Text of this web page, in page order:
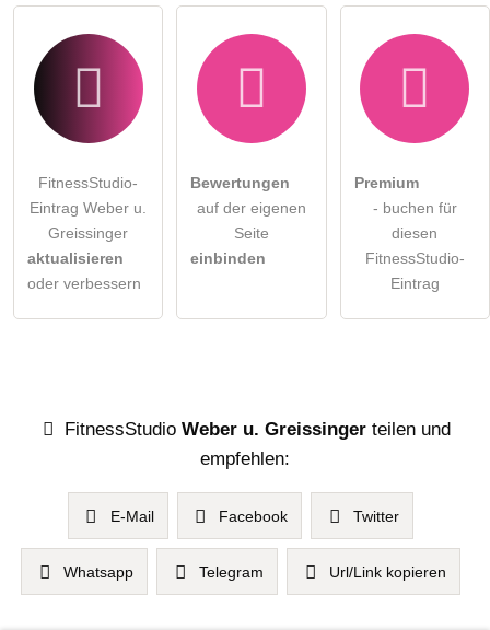
FitnessStudio-
Eintrag Weber u.
Greissinger
aktualisieren
oder verbessern
Bewertungen
auf der eigenen
Seite
einbinden
Premium
- buchen für
diesen
FitnessStudio-
Eintrag
FitnessStudioWeber u. Greissinger teilen und
empfehlen:
E-Mail Facebook Twitter
Whatsapp Telegram Url/Link kopieren